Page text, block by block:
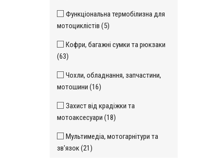
Функціональна термобілизна для
мотоциклістів (5)
Кофри, багажні сумки та рюкзаки
(63)
Чохли, обладнання, запчастини,
мотошини (16)
Захист від крадіжки та
мотоаксесуари (18)
Мультимедіа, мотогарнітури та
зв'язок (21)